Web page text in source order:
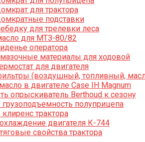
для трактора
подставки
для трелевки леса
для МТЗ-80/82
оператора
материалы для ходовой
для двигателя
(воздушный, топливный,
в двигателе Case IH Magnum
опрыскиватель Berthoud к сезону
грузоподъемность полуприцепа
трактора
двигателя К-744
свойства трактора